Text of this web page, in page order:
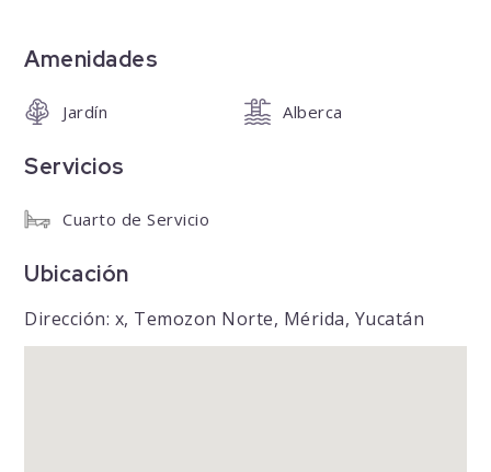
Amenidades
Jardín Alberca
Servicios
Cuarto de Servicio
Ubicación
Dirección: x, Temozon Norte, Mérida, Yucatán